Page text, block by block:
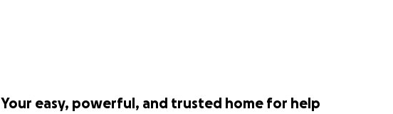
Your easy, powerful, and trusted home for help